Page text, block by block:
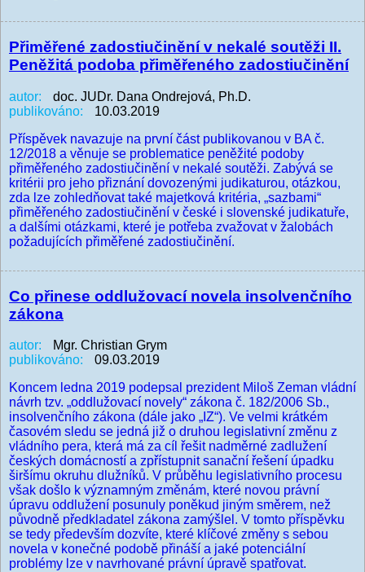
Přiměřené zadostiučinění v nekalé soutěži II.
Peněžitá podoba přiměřeného zadostiučinění
autor:
doc. JUDr. Dana Ondrejová, Ph.D.
publikováno:
10.03.2019
Příspěvek navazuje na první část publikovanou v BA č.
12/2018 a věnuje se problematice peněžité podoby
přiměřeného zadostiučinění v nekalé soutěži. Zabývá se
kritérii pro jeho přiznání dovozenými judikaturou, otázkou,
zda lze zohledňovat také majetková kritéria, „sazbami“
přiměřeného zadostiučinění v české i slovenské judikatuře,
a dalšími otázkami, které je potřeba zvažovat v žalobách
požadujících přiměřené zadostiučinění.
Co přinese oddlužovací novela insolvenčního
zákona
autor:
Mgr. Christian Grym
publikováno:
09.03.2019
Koncem ledna 2019 podepsal prezident Miloš Zeman vládní
návrh tzv. „oddlužovací novely“ zákona č. 182/2006 Sb.,
insolvenčního zákona (dále jako „IZ“). Ve velmi krátkém
časovém sledu se jedná již o druhou legislativní změnu z
vládního pera, která má za cíl řešit nadměrné zadlužení
českých domácností a zpřístupnit sanační řešení úpadku
širšímu okruhu dlužníků. V průběhu legislativního procesu
však došlo k významným změnám, které novou právní
úpravu oddlužení posunuly poněkud jiným směrem, než
původně předkladatel zákona zamýšlel. V tomto příspěvku
se tedy především dozvíte, které klíčové změny s sebou
novela v konečné podobě přináší a jaké potenciální
problémy lze v navrhované právní úpravě spatřovat.